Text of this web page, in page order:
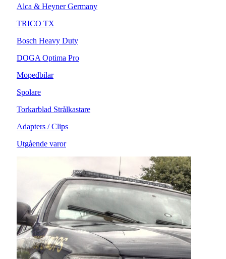
Alca & Heyner Germany
TRICO TX
Bosch Heavy Duty
DOGA Optima Pro
Mopedbilar
Spolare
Torkarblad Strålkastare
Adapters / Clips
Utgående varor